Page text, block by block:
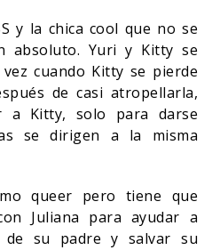
y la chica cool que no se
absoluto. Yuri y Kitty se
cuando Kitty se pierde
de casi atropellarla,
a Kitty, solo para darse
se dirigen a la misma
queer pero tiene que
Juliana para ayudar a
de su padre y salvar su